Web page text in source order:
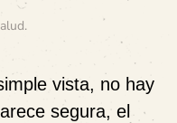
.
vista, no hay
segura, el